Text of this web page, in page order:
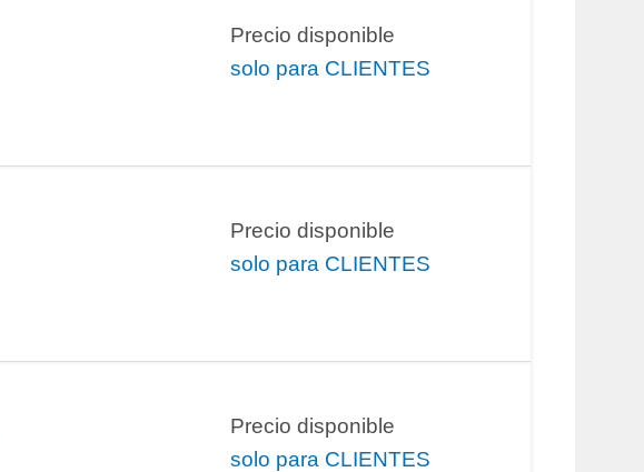
Precio disponible
solo para CLIENTES
Precio disponible
solo para CLIENTES
Precio disponible
solo para CLIENTES